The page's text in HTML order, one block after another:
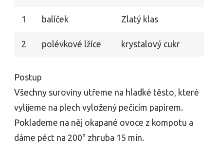
1 balíček Zlatý klas
2 polévkové lžíce krystalový cukr
Postup
Všechny suroviny utřeme na hladké těsto, které
vylijeme na plech vyložený pečícím papírem.
Poklademe na něj okapané ovoce z kompotu a
dáme péct na 200° zhruba 15 min.